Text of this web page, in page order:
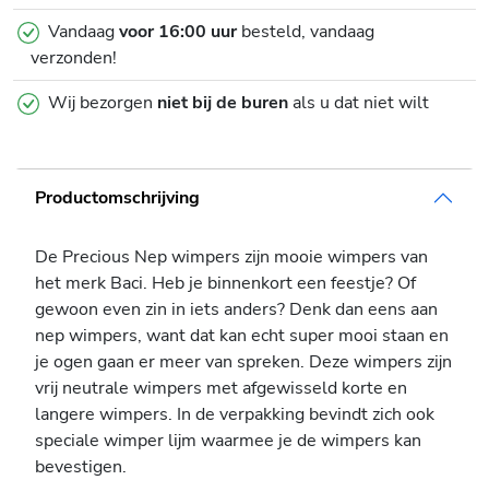
Vandaagvoor 16:00 uurbesteld, vandaag
verzonden!
Wij bezorgen niet bij de burenals u dat niet wilt
Productomschrijving
De Precious Nep wimpers zijn mooie wimpers van
het merk Baci. Heb je binnenkort een feestje? Of
gewoon even zin in iets anders? Denk dan eens aan
nep wimpers, want dat kan echt super mooi staan en
je ogen gaan er meer van spreken. Deze wimpers zijn
vrij neutrale wimpers met afgewisseld korte en
langere wimpers. In de verpakking bevindt zich ook
speciale wimper lijm waarmee je de wimpers kan
bevestigen.